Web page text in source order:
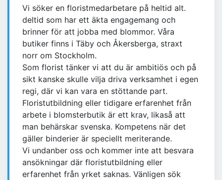
Vi söker en floristmedarbetare på heltid alt.
deltid som har ett äkta engagemang och
brinner för att jobba med blommor. Våra
butiker finns i Täby och Åkersberga, straxt
norr om Stockholm.
Som florist tänker vi att du är ambitiös och på
sikt kanske skulle vilja driva verksamhet i egen
regi, där vi kan vara en stöttande part.
Floristutbildning eller tidigare erfarenhet från
arbete i blomsterbutik är ett krav, likaså att
man behärskar svenska. Kompetens när det
gäller binderier är speciellt meriterande.
Vi undanber oss och kommer inte att besvara
ansökningar där floristutbildning eller
erfarenhet från yrket saknas. Vänligen sök